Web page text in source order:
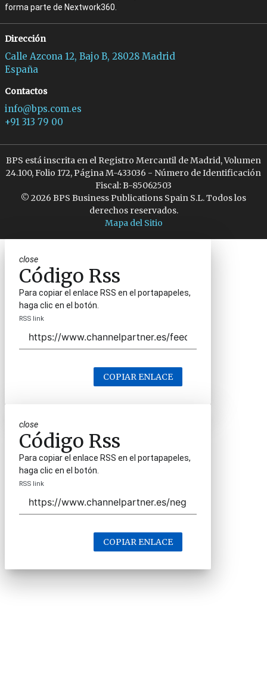
forma parte de Nextwork360.
Dirección
Calle Azcona 12, Bajo B, 28028 Madrid
España
Contactos
info@bps.com.es
+91 313 79 00
BPS está inscrita en el Registro Mercantil de Madrid, Volumen
24.100, Folio 172, Página M-433036 - Número de Identificación
Fiscal: B-85062503
© 2026 BPS Business Publications Spain S.L. Todos los
derechos reservados.
Mapa del Sitio
close
Código Rss
Para copiar el enlace RSS en el portapapeles,
haga clic en el botón.
RSS link
COPIAR ENLACE
close
Código Rss
Para copiar el enlace RSS en el portapapeles,
haga clic en el botón.
RSS link
COPIAR ENLACE